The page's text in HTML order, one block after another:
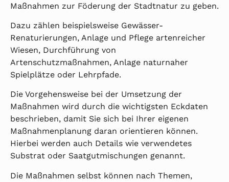
Maßnahmen zur Föderung der Stadtnatur zu geben.
Dazu zählen beispielsweise Gewässer-
Renaturierungen, Anlage und Pflege artenreicher
Wiesen, Durchführung von
Artenschutzmaßnahmen, Anlage naturnaher
Spielplätze oder Lehrpfade.
Die Vorgehensweise bei der Umsetzung der
Maßnahmen wird durch die wichtigsten Eckdaten
beschrieben, damit Sie sich bei Ihrer eigenen
Maßnahmenplanung daran orientieren können.
Hierbei werden auch Details wie verwendetes
Substrat oder Saatgutmischungen genannt.
Die Maßnahmen selbst können nach Themen,